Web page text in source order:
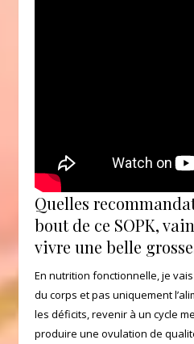
Quelles
bout de ce SOPK,
vivre une belle
En nutrition fonctionnelle, je
du corps et pas uniquement
les déficits, revenir à un cycle
produire une ovulation de